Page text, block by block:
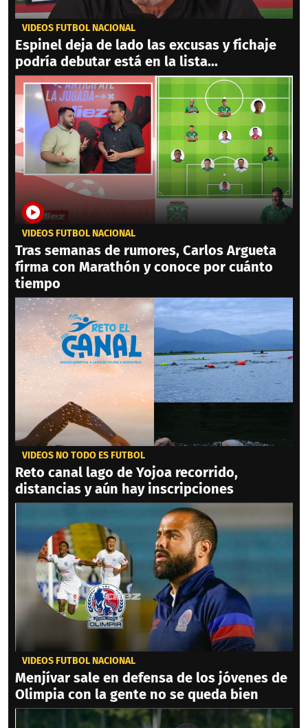
VIDEOS FÚTBOL NACIONAL
Espinel deja de lado las excusas y fichaje
podría debutar está en la lista...
VIDEOS FÚTBOL NACIONAL
Tras semanas de rumores, Carlos Argueta
firma con Marathón y conoce por cuánto
tiempo
VIDEOS NO TODO ES FÚTBOL
Reto canal lago de Yojoa recorrido,
distancias y aún hay inscripciones
VIDEOS FÚTBOL NACIONAL
Menjívar sale en defensa de los jóvenes de
Olimpia con la gente no se queda bien